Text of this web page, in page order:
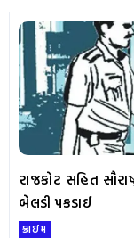
રાજકોટ સહિત
બેલડી પકડાઈ
ક્રાઇમ